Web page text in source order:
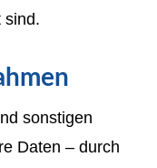
sind.
sonstigen
Daten – durch